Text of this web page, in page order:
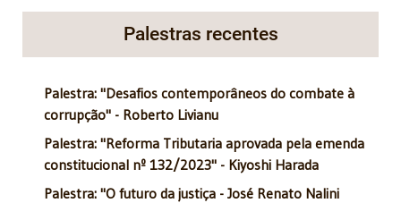
Palestras recentes
Palestra: "Desafios contemporâneos do combate à
corrupção" - Roberto Livianu
Palestra: "Reforma Tributaria aprovada pela emenda
constitucional nº 132/2023" - Kiyoshi Harada
Palestra: "O futuro da justiça - José Renato Nalini